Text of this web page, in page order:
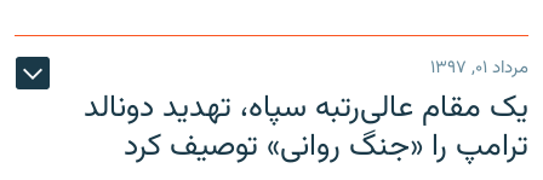
مرداد ۰۱, ۱۳۹۷
یک مقام عالی‌رتبه سپاه، تهدید دونالد
ترامپ را «جنگ روانی» توصیف کرد